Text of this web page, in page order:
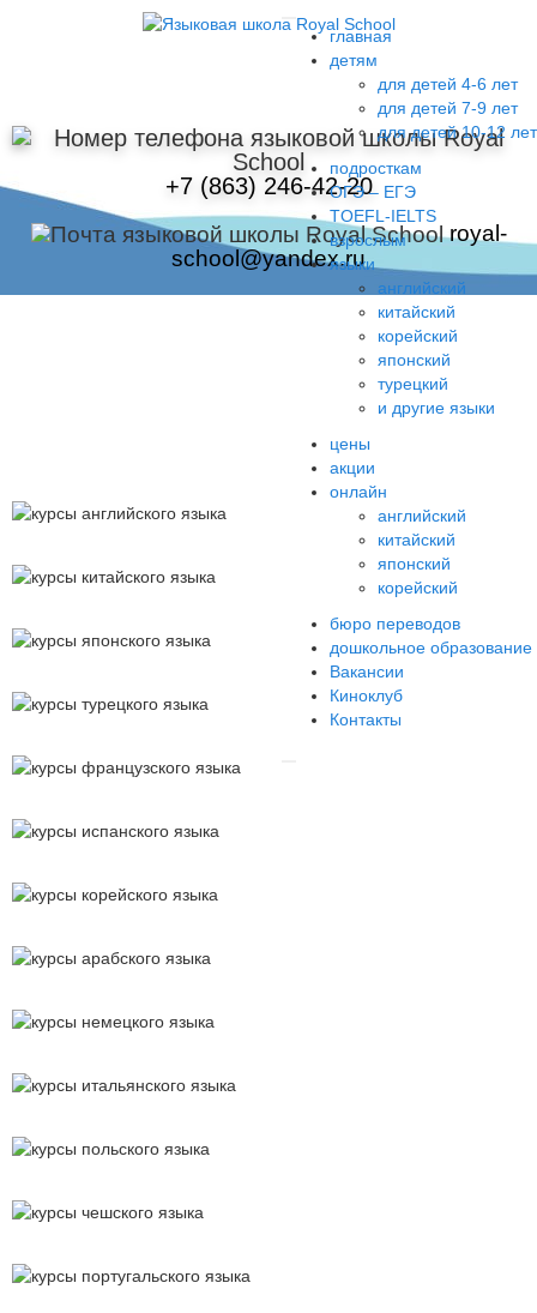
+7 (863) 246-42-20
royal-
school@yandex.ru
главная
детям
для детей 4-6 лет
для детей 7-9 лет
для детей 10-12 лет
подросткам
ОГЭ – ЕГЭ
TOEFL-IELTS
взрослым
языки
английский
китайский
корейский
японский
турецкий
и другие языки
цены
акции
онлайн
английский
китайский
японский
корейский
бюро переводов
дошкольное образование
Вакансии
Киноклуб
Контакты
ДРУГИЕ ЯЗЫКИ
Английский
Китайский
Японский
Турецкий